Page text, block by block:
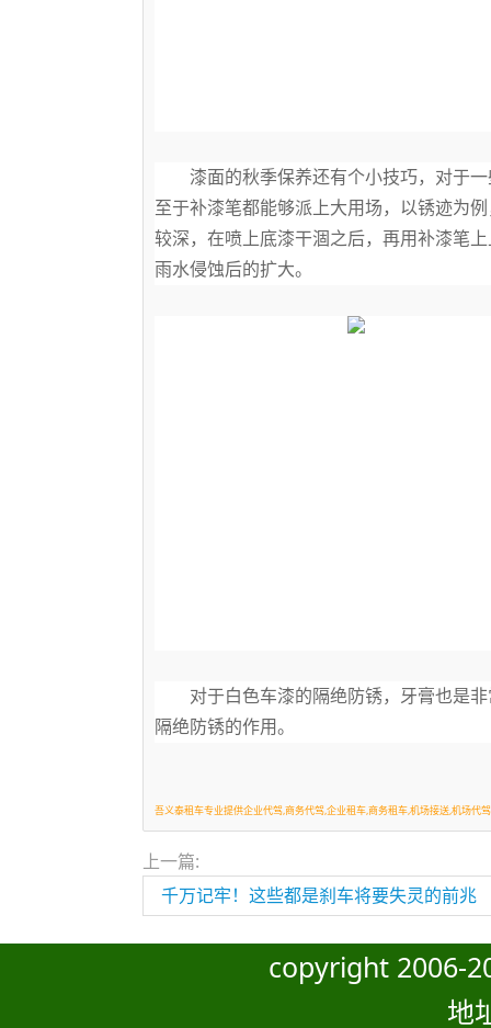
漆面的秋季保养还有个小技巧，对于
至于补漆笔都能够派上大用场，以锈迹为
较深，在喷上底漆干涸之后，再用补漆笔
雨水侵蚀后的扩大。
对于白色车漆的隔绝防锈，牙膏也是
隔绝防锈的作用。
吾义泰租车专业提供企业代驾,商务代驾,企业租车,商务租车,机场接送,机场代
上一篇:
千万记牢！这些都是刹车将要失灵的前兆
copyright 2006-
地